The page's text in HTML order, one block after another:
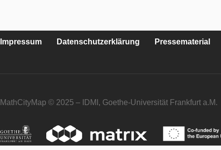
Impressum Datenschutzerklärung Pressematerial
MathCityMap © 2025 – IDMI, Goethe-Universität Frankfurt a.M.